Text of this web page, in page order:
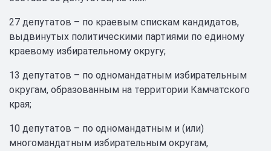
27 депутатов – по краевым спискам кандидатов,
выдвинутых политическими партиями по единому
краевому избирательному округу;
13 депутатов – по одномандатным избирательным
округам, образованным на территории Камчатского
края;
10 депутатов – по одномандатным и (или)
многомандатным избирательным округам,